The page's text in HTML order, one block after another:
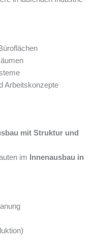
Arbeitskonzepte
mit Struktur und
im
Innenausbau in